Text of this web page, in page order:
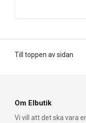
Till toppen av sidan
Om Elbutik
Vi vill att det ska vara